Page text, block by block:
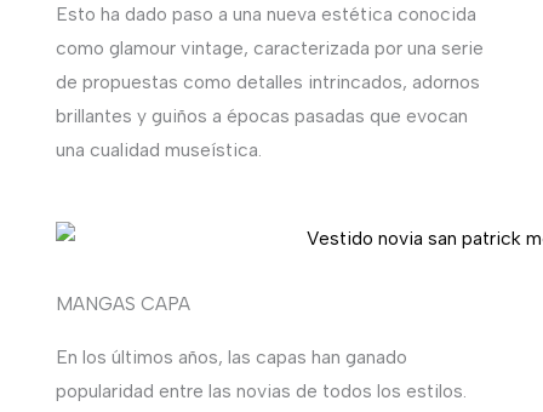
Esto ha dado paso a una nueva estética conocida
como glamour vintage, caracterizada por una serie
de propuestas como detalles intrincados, adornos
brillantes y guiños a épocas pasadas que evocan
una cualidad museística.
MANGAS CAPA
En los últimos años, las capas han ganado
popularidad entre las novias de todos los estilos.